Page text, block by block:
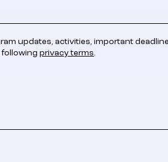
updates, activities, important
followingprivacy terms.